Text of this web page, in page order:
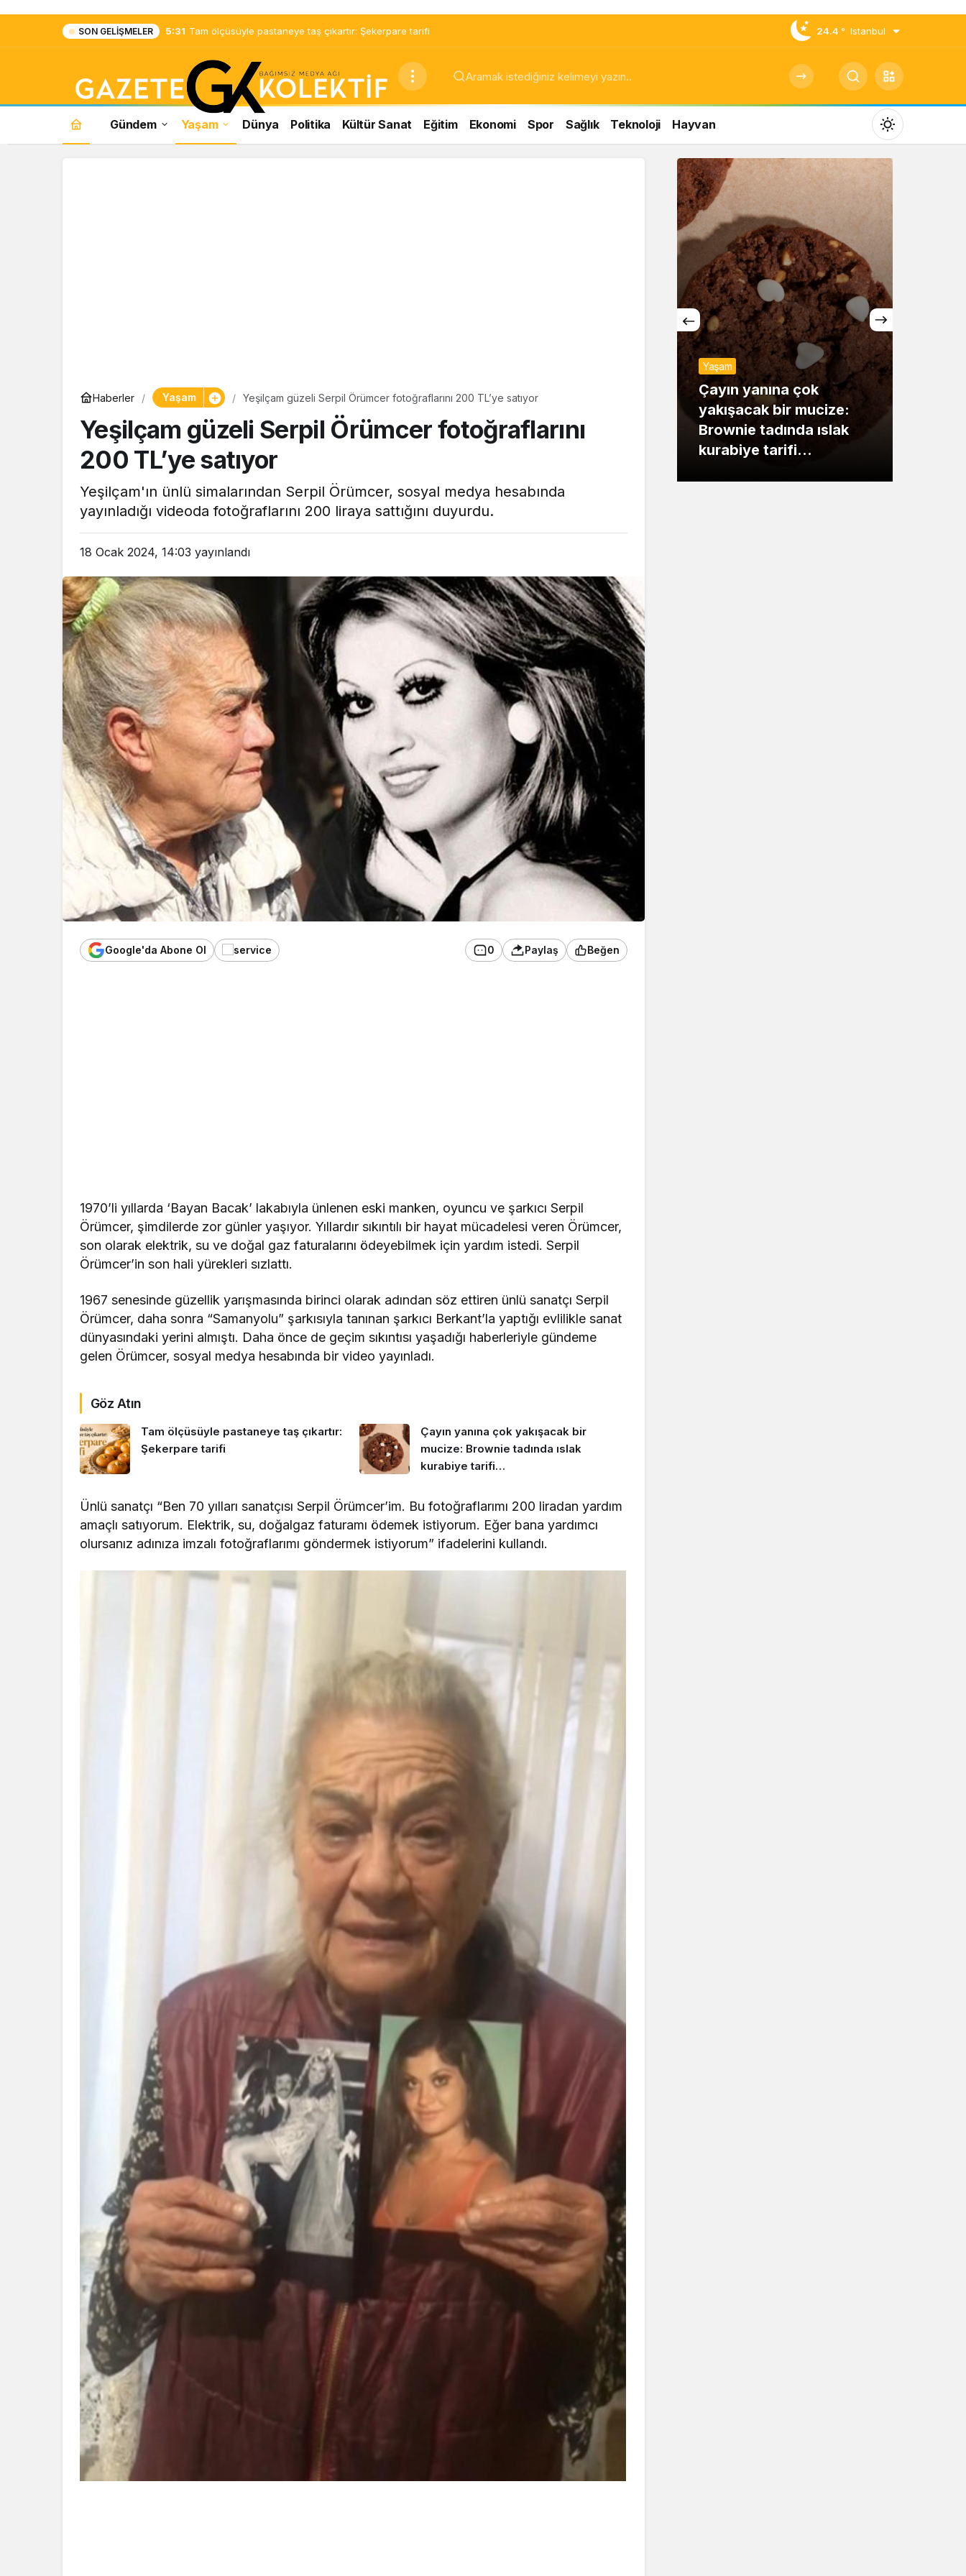
SON GELIŞMELER 5:31 Tam ölçüsüyle pastaneye taş çıkartır: Şekerpare tarifi 24.4 ° Istanbul
Gündem Yaşam Dünya Politika Kültür Sanat Eğitim Ekonomi Spor Sağlık Teknoloji Hayvan
Mod
değiştir
Gündüz Modu
Gündüz modunu seçin.
Gece Modu
Gece modunu seçin.
Sistem Modu
Sistem modunu seçin.
Haberler Yaşam Yeşilçam güzeli Serpil Örümcer fotoğraflarını 200 TL’ye satıyor
Yeşilçam güzeli Serpil Örümcer fotoğraflarını
200 TL’ye satıyor
Yeşilçam'ın ünlü simalarından Serpil Örümcer, sosyal medya hesabında
yayınladığı videoda fotoğraflarını 200 liraya sattığını duyurdu.
18 Ocak 2024, 14:03 yayınlandı
Google'da Abone Ol 0 Paylaş Beğen
1970’li yıllarda ‘Bayan Bacak’ lakabıyla ünlenen eski manken, oyuncu ve şarkıcı Serpil
Örümcer, şimdilerde zor günler yaşıyor. Yıllardır sıkıntılı bir hayat mücadelesi veren Örümcer,
son olarak elektrik, su ve doğal gaz faturalarını ödeyebilmek için yardım istedi. Serpil
Örümcer’in son hali yürekleri sızlattı.
1967 senesinde güzellik yarışmasında birinci olarak adından söz ettiren ünlü sanatçı Serpil
Örümcer, daha sonra “Samanyolu” şarkısıyla tanınan şarkıcı Berkant’la yaptığı evlilikle sanat
dünyasındaki yerini almıştı. Daha önce de geçim sıkıntısı yaşadığı haberleriyle gündeme
gelen Örümcer, sosyal medya hesabında bir video yayınladı.
Göz Atın
Tam ölçüsüyle pastaneye taş çıkartır:
Şekerpare tarifi
Çayın yanına çok yakışacak bir
mucize: Brownie tadında ıslak
kurabiye tarifi…
Ünlü sanatçı “Ben 70 yılları sanatçısı Serpil Örümcer’im. Bu fotoğraflarımı 200 liradan yardım
amaçlı satıyorum. Elektrik, su, doğalgaz faturamı ödemek istiyorum. Eğer bana yardımcı
olursanız adınıza imzalı fotoğraflarımı göndermek istiyorum” ifadelerini kullandı.
Tam ölçüsüyle
pastaneye taş çıkartır:
Şekerpare tarifi
Yaşam
Çayın yanına çok
yakışacak bir mucize:
Brownie tadında ıslak
kurabiye tarifi…